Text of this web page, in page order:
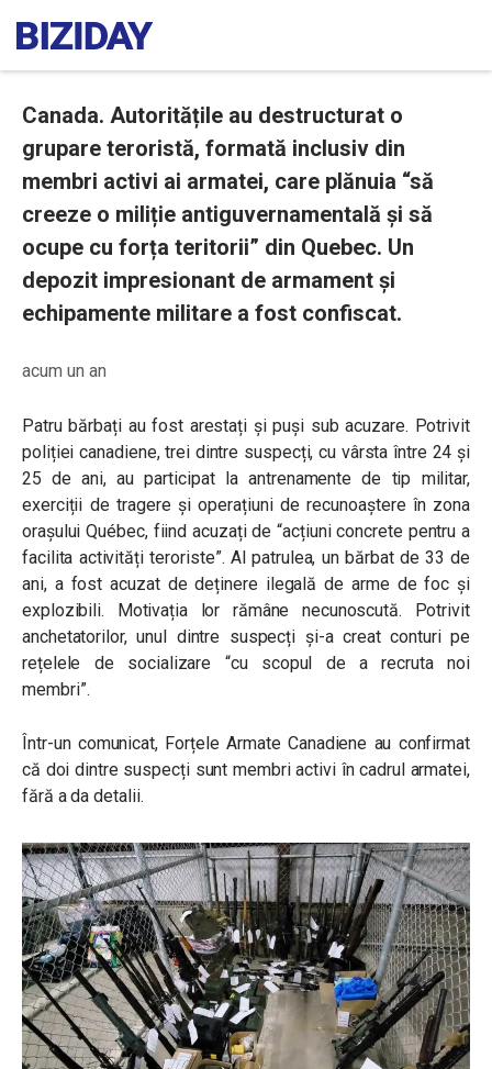
Canada. Autoritățile au destructurat o
grupare teroristă, formată inclusiv din
membri activi ai armatei, care plănuia “să
creeze o miliție antiguvernamentală și să
ocupe cu forța teritorii” din Quebec. Un
depozit impresionant de armament și
echipamente militare a fost confiscat.
acum un an
Patru bărbați au fost arestați și puși sub acuzare. Potrivit
poliției canadiene, trei dintre suspecți, cu vârsta între 24 și
25 de ani, au participat la antrenamente de tip militar,
exerciții de tragere și operațiuni de recunoaștere în zona
orașului Québec, fiind acuzați de “acțiuni concrete pentru a
facilita activități teroriste”. Al patrulea, un bărbat de 33 de
ani, a fost acuzat de deținere ilegală de arme de foc și
explozibili. Motivația lor rămâne necunoscută. Potrivit
anchetatorilor, unul dintre suspecți și-a creat conturi pe
rețelele de socializare “cu scopul de a recruta noi
membri”.
Într-un comunicat, Forțele Armate Canadiene au confirmat
că doi dintre suspecți sunt membri activi în cadrul armatei,
fără a da detalii.